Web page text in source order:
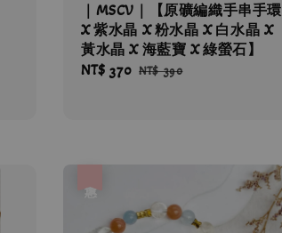
｜MSCV｜【原礦編織手串手環
X 紫水晶 X 粉水晶 X 白水晶 X
黃水晶 X 海藍寶 X 綠螢石】
Sale
NT$ 370 Regular
NT$ 390